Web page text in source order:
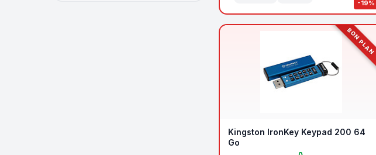
-19%
BON PLAN
Kingston IronKey Keypad 200 64
Go